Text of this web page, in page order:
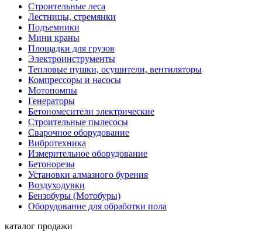
Строительные леса
Лестницы, стремянки
Подъемники
Мини краны
Площадки для грузов
Электроинструменты
Тепловые пушки, осушители, вентиляторы
Компрессоры и насосы
Мотопомпы
Генераторы
Бетономесители электрические
Строительные пылесосы
Сварочное оборудование
Вибротехника
Измерительное оборудование
Бетонорезы
Установки алмазного бурения
Воздуходувки
Бензобуры (Мотобуры)
Оборудование для обработки пола
каталог продажи